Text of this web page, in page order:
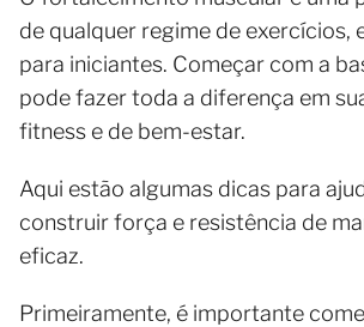
de qualquer regime de exercícios,
para iniciantes. Começar com a
pode fazer toda a diferença em
fitness e de bem-estar.
Aqui estão algumas dicas para
construir força e resistência de
eficaz.
Primeiramente, é importante